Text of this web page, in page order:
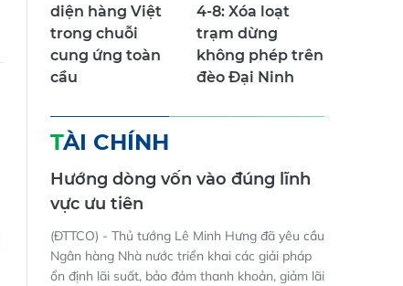
diện hàng Việt
trong chuỗi
cung ứng toàn
cầu
4-8: Xóa loạt
trạm dừng
không phép trên
đèo Đại Ninh
TÀI CHÍNH
Hướng dòng vốn vào đúng lĩnh
vực ưu tiên
(ĐTTCO) - Thủ tướng Lê Minh Hưng đã yêu cầu
Ngân hàng Nhà nước triển khai các giải pháp
ổn định lãi suất, bảo đảm thanh khoản, giảm lãi